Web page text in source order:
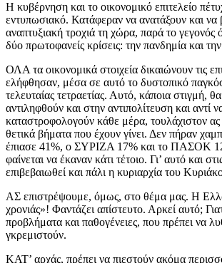
Η κυβέρνηση και το οικονομικό επιτελείο
εντυπωσιακό. Κατάφεραν να ανατάξουν και να
αναπτυξιακή τροχιά τη χώρα, παρά το γεγονός
δύο πρωτοφανείς κρίσεις: την πανδημία και
ΟΛΑ τα οικονομικά στοιχεία δικαιώνουν τις
ελήφθησαν, μέσα σε αυτό το δυστοπικό
τελευταίας τετραετίας. Αυτό, κάποια στιγμή,
αντιληφθούν και στην αντιπολίτευση και αντί
καταστροφολογούν κάθε μέρα, τουλάχιστον
θετικά βήματα που έχουν γίνει. Δεν πήραν
έπιασε 41%, ο ΣΥΡΙΖΑ 17% και το ΠΑΣΟΚ
φαίνεται να έκαναν κάτι τέτοιο. Γι’ αυτό και
επιβεβαιωθεί και πάλι η κυριαρχία του
ΑΣ επιστρέψουμε, όμως, στο θέμα μας. Η
χρονιάς»! Φαντάζει απίστευτο. Αρκεί αυτό;
προβλήματα και παθογένειες, που πρέπει να
γκρεμιστούν.
ΚΑΤ’ αρχάς, πρέπει να πιεστούν ακόμα